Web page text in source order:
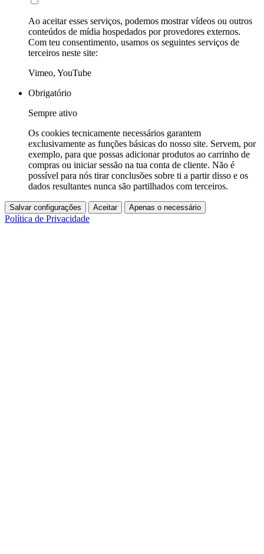
Ao aceitar esses serviços, podemos mostrar vídeos ou outros
conteúdos de mídia hospedados por provedores externos.
Com teu consentimento, usamos os seguintes serviços de
terceiros neste site:
Vimeo, YouTube
Obrigatório
Sempre ativo
Os cookies tecnicamente necessários garantem
exclusivamente as funções básicas do nosso site. Servem, por
exemplo, para que possas adicionar produtos ao carrinho de
compras ou iniciar sessão na tua conta de cliente. Não é
possível para nós tirar conclusões sobre ti a partir disso e os
dados resultantes nunca são partilhados com terceiros.
Salvar configurações Aceitar Apenas o necessário
Política de Privacidade